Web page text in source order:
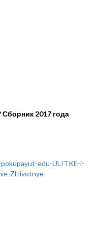
2017 года